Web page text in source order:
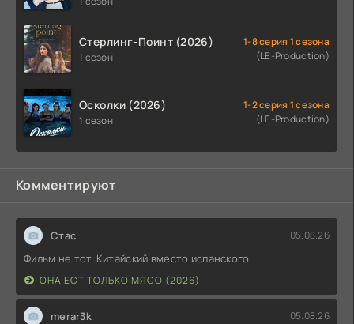
Стерлинг-Поинт (2026)
1 сезон
1-8 серия 1 сезона
(LE-Production)
Осколки (2026)
1 сезон
1-2 серия 1 сезона
(LE-Production)
Комментируют
Стас 05.08.26
Фильм не тот. Китайский вместо испанского.
ОНА ЕСТ ТОЛЬКО МЯСО (2026)
merar3k 05.08.26